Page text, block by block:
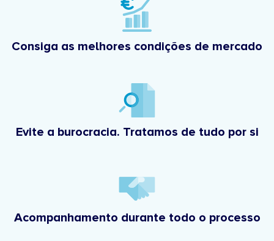
Consiga as melhores condições de mercado
Evite a burocracia. Tratamos de tudo por si
Acompanhamento durante todo o processo